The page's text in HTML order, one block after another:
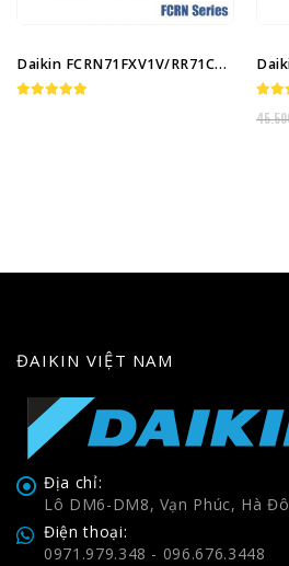
Daikin FCRN71FXV1V/RR71CBXY1V
ĐAIKIN VIỆT NAM
Địa chỉ:
Lô DM6-DM8, Vạn Phúc, Hà
Điện thoại:
0971.979.348 - 096.676.3448